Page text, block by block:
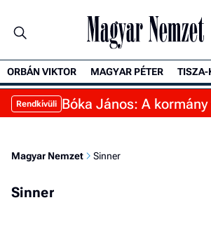
ORBÁN VIKTOR MAGYAR PÉTER TISZA-
Rendkívüli Bóka János: A
Magyar Nemzet Sinner
Sinner